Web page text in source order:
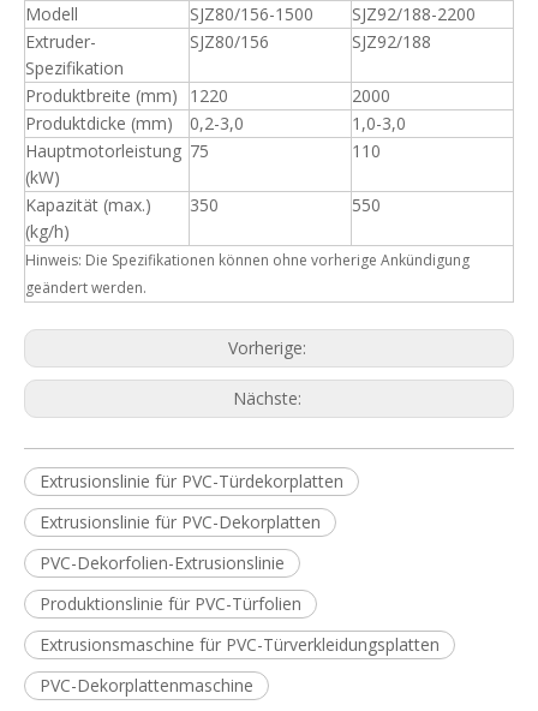
Modell
SJZ80/156-1500
SJZ92/188-2200
Extruder-
Spezifikation
SJZ80/156 SJZ92/188
Produktbreite (mm) 1220
2000
Produktdicke (mm)
0,2-3,0
1,0-3,0
Hauptmotorleistung
(kW)
75 110
Kapazität (max.)
(kg/h)
350 550
Hinweis: Die Spezifikationen können ohne vorherige Ankündigung
geändert werden.
Vorherige:
Nächste:
Extrusionslinie für PVC-Türdekorplatten
Extrusionslinie für PVC-Dekorplatten
PVC-Dekorfolien-Extrusionslinie
Produktionslinie für PVC-Türfolien
Extrusionsmaschine für PVC-Türverkleidungsplatten
PVC-Dekorplattenmaschine